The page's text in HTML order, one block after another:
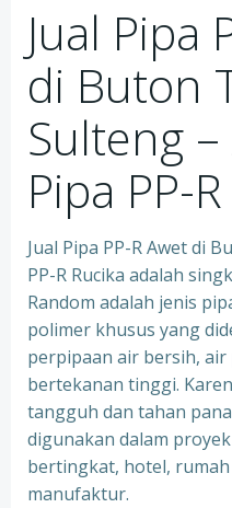
Jual Pipa
di Buton
Sulteng
Pipa PP-
Jual Pipa PP-R Awet di
PP-R Rucika adalah
Random adalah jenis
polimer khusus yang
perpipaan air bersih, air
bertekanan tinggi.
tangguh dan tahan
digunakan dalam
bertingkat, hotel,
manufaktur.